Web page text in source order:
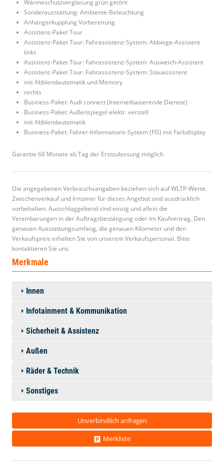
Wärmeschutzverglasung grün getönt
Sonderausstattung: Ambiente-Beleuchtung
Anhängerkupplung Vorbereitung
Assistenz-Paket Tour
Assistenz-Paket Tour: Fahrassistenz-System: Abbiege-Assistent
links
Assistenz-Paket Tour: Fahrassistenz-System: Ausweich-Assistent
Assistenz-Paket Tour: Fahrassistenz-System: Stauassistent
mit Abblendautomatik und Memory
rechts
Business-Paket: Audi connect (Internetbasierende Dienste)
Business-Paket: Außenspiegel elektr. verstell
mit Abblendautomatik
Business-Paket: Fahrer-Informations-System (FIS) mit Farbdisplay
Garantie 60 Monate ab Tag der Erstzulassung möglich
Die angegebenen Verbrauchsangaben beziehen sich auf WLTP-Werte.
Zwischenverkauf und Irrtümer für dieses Angebot sind ausdrücklich
vorbehalten. Ausschlaggebend sind einzig und allein die
Vereinbarungen in der Auftragsbestätigung oder im Kaufvertrag. Den
genauen Ausstattungsumfang, die genauen Kilometer und den
Verkaufspreis erhalten Sie von unserem Verkaufspersonal. Bitte
kontaktieren Sie uns.
Merkmale
Innen
Infotainment & Kommunikation
Sicherheit & Assistenz
Außen
Räder & Technik
Sonstiges
Unverbindlich anfragen
Merkliste